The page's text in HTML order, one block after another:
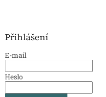
Přihlášení
E-mail
Heslo